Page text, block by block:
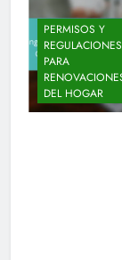
PERMISOS Y
REGULACIONES
PARA
DEL HOGAR